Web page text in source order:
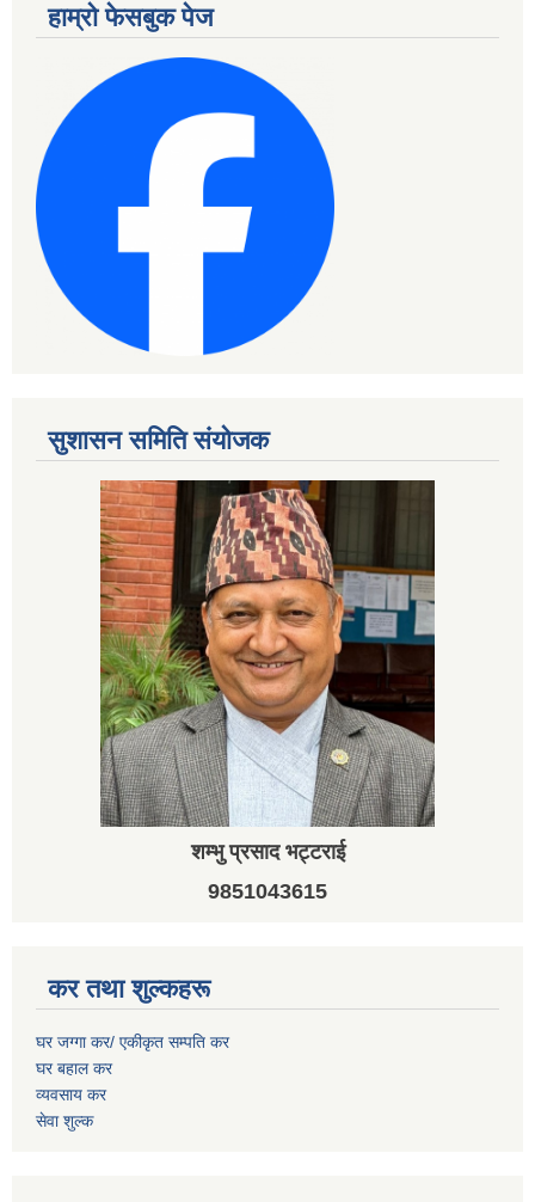
हाम्रो फेसबुक पेज
सुशासन समिति संयोजक
शम्भु प्रसाद भट्टराई
9851043615
कर तथा शुल्कहरू
घर जग्गा कर/ एकीकृत सम्पति कर
घर बहाल कर
व्यवसाय कर
सेवा शुल्क